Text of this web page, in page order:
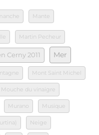
Mante
Martin Pecheur
Cerny 2011 Mer
Mont Saint Michel
Mouche du vinaigre
Murano Musique
Neige